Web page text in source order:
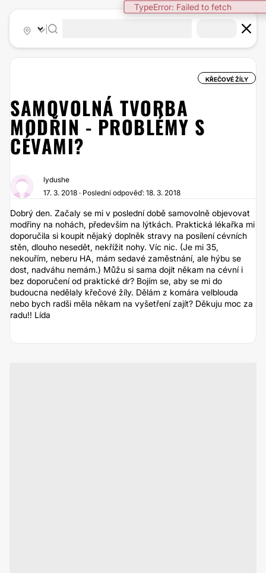
TypeError: Failed to fetch
KŘEČOVÉ ŽÍLY
SAMOVOLNÁ TVORBA
MODŘIN - PROBLÉMY S
CÉVAMI?
lydushe
17. 3. 2018 · Poslední odpověď: 18. 3. 2018
Dobrý den. Začaly se mi v poslední době samovolně objevovat
modřiny na nohách, především na lýtkách. Praktická lékařka mi
doporučila si koupit nějaký doplněk stravy na posílení cévních
stěn, dlouho nesedět, nekřížit nohy. Víc nic. (Je mi 35,
nekouřím, neberu HA, mám sedavé zaměstnání, ale hýbu se
dost, nadváhu nemám.) Můžu si sama dojít někam na cévní i
bez doporučení od praktické dr? Bojím se, aby se mi do
budoucna nedělaly křečové žíly. Dělám z komára velblouda
nebo bych radši měla někam na vyšetření zajít? Děkuju moc za
radu!! Lída